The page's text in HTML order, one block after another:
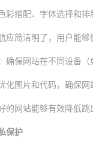
彩搭配、字体选择和排
应简洁明了，用户能够
确保网站在不同设备（
化图片和代码，确保网
的网站能够有效降低跳
保护